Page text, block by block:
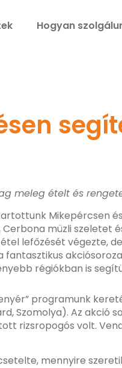
Hogyan
meleg ételt és
Mikepércsen
müzli szeletet
lefőzését végezte,
régiókban is
programunk
Szomolya). Az
rizsropogós volt.
mennyire